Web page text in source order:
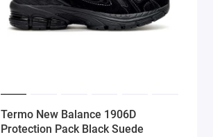
Termo New Balance 1906D
Protection Pack Black Suede